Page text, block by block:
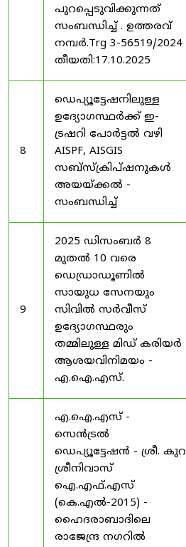
പുറപ്പെടുവിക്കുന്നത്
സംബന്ധിച്ച് . ഉത്തരവ്
നമ്പർ.Trg 3-56519/2024
തീയതി:17.10.2025
8
ഡെപ്യൂട്ടേഷനിലുള്ള
ഉദ്യോഗസ്ഥർക്ക് ഇ-
ട്രഷറി പോർട്ടൽ വഴി
AISPF, AISGIS
സബ്‌സ്‌ക്രിപ്‌ഷനുകൾ
അയയ്ക്കൽ -
സംബന്ധിച്ച്
9
2025 ഡിസംബർ 8
മുതൽ 10 വരെ
ഡെഡ്രാഡൂണിൽ
സായുധ സേനയും
സിവിൽ സർവീസ്
ഉദ്യോഗസ്ഥരും
തമ്മിലുള്ള മിഡ് കരിയർ
ആശയവിനിമയം -
എ.ഐ.എസ്.
എ.ഐ.എസ് -
സെൻട്രൽ
ഡെപ്യൂട്ടേഷൻ - ശ്രീ. കുറ
ശ്രീനിവാസ്
ഐ.എഫ്.എസ്
(കെ.എൽ-2015) -
ഹൈദരാബാദിലെ
രാജേന്ദ്ര നഗറിൽ